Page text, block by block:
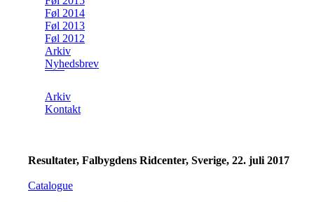
Føl 2014
Føl 2013
Føl 2012
Arkiv
Nyhedsbrev
Arkiv
Kontakt
Resultater, Falbygdens Ridcenter, Sverige, 22. juli 2017
Catalogue